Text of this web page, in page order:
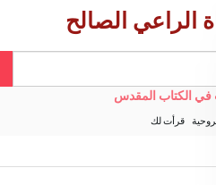
الراعي الصالح
الكتاب المقدس
قرأت لك